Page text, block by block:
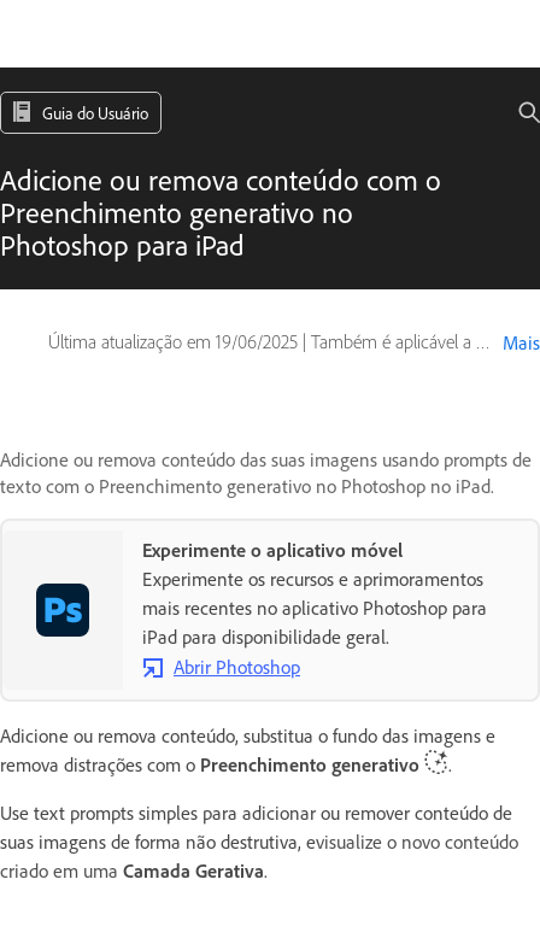
Guia do Usuário
Adicione ou remova conteúdo com o
Preenchimento generativo no
Photoshop para iPad
Última atualização em 19/06/2025 | Também é aplicável a Photoshop on iPad Mais
Adicione ou remova conteúdo das suas imagens usando prompts de
texto com o Preenchimento generativo no Photoshop no iPad.
Experimente o aplicativo móvel
Experimente os recursos e aprimoramentos
mais recentes no aplicativo Photoshop para
iPad para disponibilidade geral.
Abrir Photoshop
Adicione ou remova conteúdo, substitua o fundo das imagens e
remova distrações com o Preenchimento generativo
.
Use text prompts simples para adicionar ou remover conteúdo de
suas imagens de forma não destrutiva, evisualize o novo conteúdo
criado em uma Camada Gerativa.